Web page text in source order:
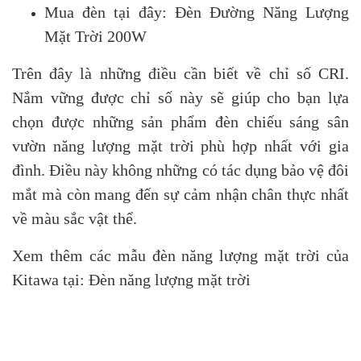
Mua đèn tại đây: Đèn Đường Năng Lượng
Mặt Trời 200W
Trên đây là những điều cần biết về chỉ số CRI.
Nắm vững được chỉ số này sẽ giúp cho bạn lựa
chọn được những sản phẩm đèn chiếu sáng sân
vườn năng lượng mặt trời phù hợp nhất với gia
đình. Điều này không những có tác dụng bảo vệ đôi
mắt mà còn mang đến sự cảm nhận chân thực nhất
về màu sắc vật thể.
Xem thêm các mẫu đèn năng lượng mặt trời của
Kitawa tại: Đèn năng lượng mặt trời